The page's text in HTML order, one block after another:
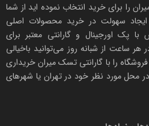
را برای خرید انتخاب نموده اید از شما
ایجاد سهولت در خرید محصولات اصلی
با پک اورجینال وگارانتی معتبر برای
ساعت از شبانه روز می‌توانید باخیالی
را با گارانتی تسک میرانخریداری
محل مورد نظر خود در تهران یا شهرهای